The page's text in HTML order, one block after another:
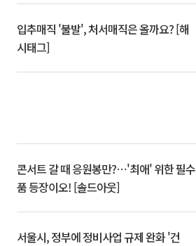
입추매직 '불발', 처서매직은 올까요? [해
시태그]
콘서트 갈 때 응원봉만?⋯'최애' 위한 필수
품 등장이오! [솔드아웃]
서울시, 정부에 정비사업 규제 완화 '건